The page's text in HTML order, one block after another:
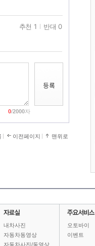
추천 1 반대 0
0/2000자
이전페이지 맨위로
내차사진
자동차동영상
자동차사진/동영상
오토바이
이벤트